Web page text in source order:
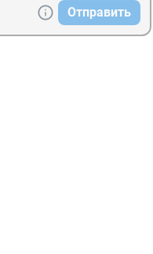
Отправить